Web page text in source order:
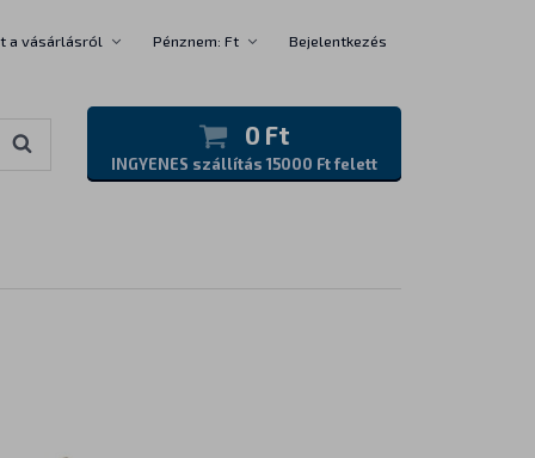
a vásárlásról Pénznem: Ft Bejelentkezés
0 Ft
INGYENES szállítás 15000 Ft felett